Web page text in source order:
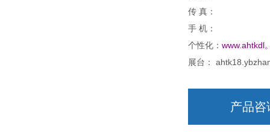
传 真：
手 机：
个性化： www.ahtkdl
展台：
产品咨